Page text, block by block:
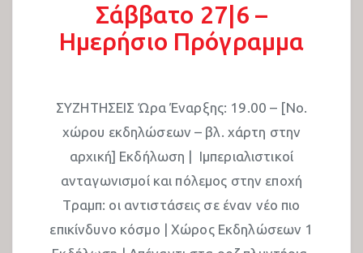
Σάββατο 27|6 –
Ημερήσιο Πρόγραμμα
ΣΥZΗΤΗΣΕΙΣ Ώρα Έναρξης: 19.00 – [No.
χώρου εκδηλώσεων – βλ. χάρτη στην
αρχική] Εκδήλωση | Ιμπεριαλιστικοί
ανταγωνισμοί και πόλεμος στην εποχή
Τραμπ: οι αντιστάσεις σε έναν νέο πιο
επικίνδυνο κόσμο | Χώρος Εκδηλώσεων 1